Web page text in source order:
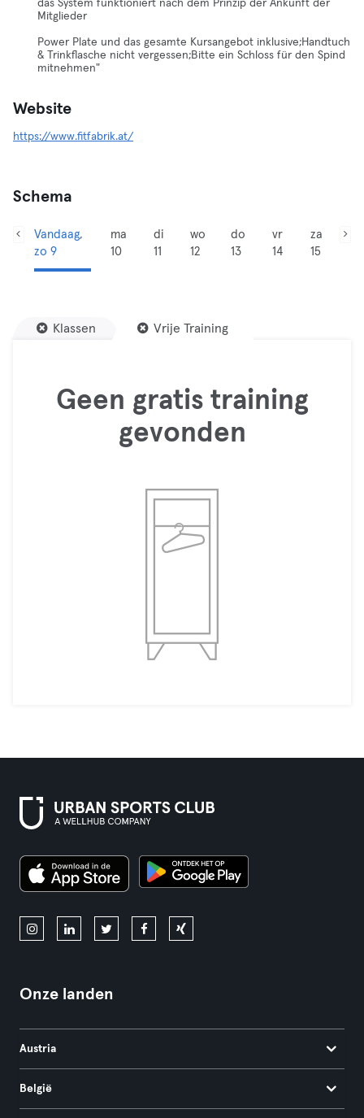
das System funktioniert nach dem Prinzip der Ankunft der
Mitglieder
Power Plate und das gesamte Kursangebot inklusive;Handtuch
& Trinkflasche nicht vergessen;Bitte ein Schloss für den Spind
mitnehmen"
Website
https://www.fitfabrik.at/
Schema
Vandaag,
zo 9
ma
10
di
11
wo
12
do
13
vr
14
za
15
Klassen Vrije Training
Geen gratis training
gevonden
Onze landen
Austria
België